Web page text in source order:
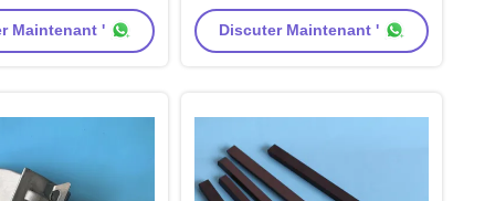
Carbone Peek
Noir Couleur A
Maintenant '
coulissant Carbone Peek Pad Un
ensemble incluant le rivet de
Discuter Maintenant '